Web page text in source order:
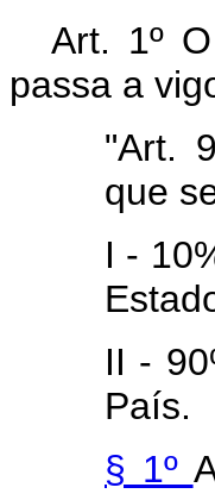
Art. 1º O
passa a
"Art.
que
I -
II -
País.
§ 1º